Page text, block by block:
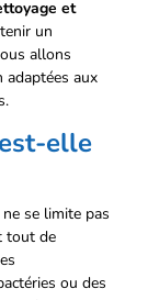
et
un
allons
aux
elle
se limite pas
tout de
ou des